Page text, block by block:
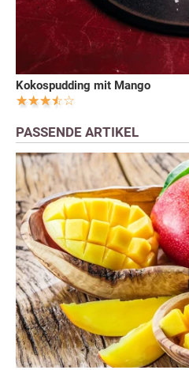
Kokospudding mit Mango
PASSENDE ARTIKEL